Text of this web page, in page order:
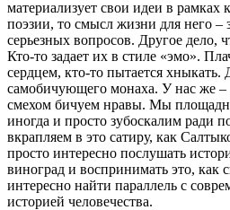
материализует свои идеи в рамках
поэзии, то смысл жизни для него –
серьезных вопросов. Другое дело,
Кто-то задает их в стиле «эмо».
сердцем, кто-то пытается
самобичующего монаха. У нас же –
смехом бичуем нравы. Мы
иногда и просто зубоскалим ради
вкрапляем в это сатиру, как
просто интересно послушать
виноград и воспринимать это, как
интересно найти параллель с
историей человечества.